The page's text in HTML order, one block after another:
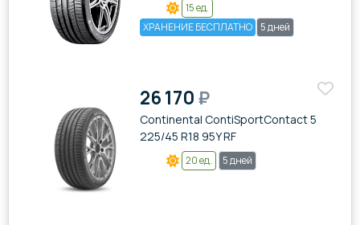
15 ед.
ХРАНЕНИЕ БЕСПЛАТНО
5 дней
26 170₽
Continental ContiSportContact 5
225/45 R18 95Y RF
20 ед. 5 дней